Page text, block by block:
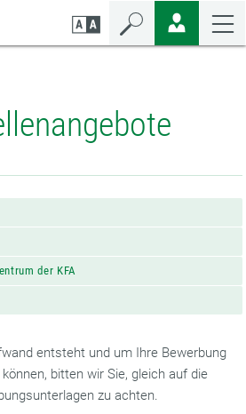
der KFA
entsteht und um Ihre Bewerbung
bitten wir Sie, gleich auf die
zu achten.